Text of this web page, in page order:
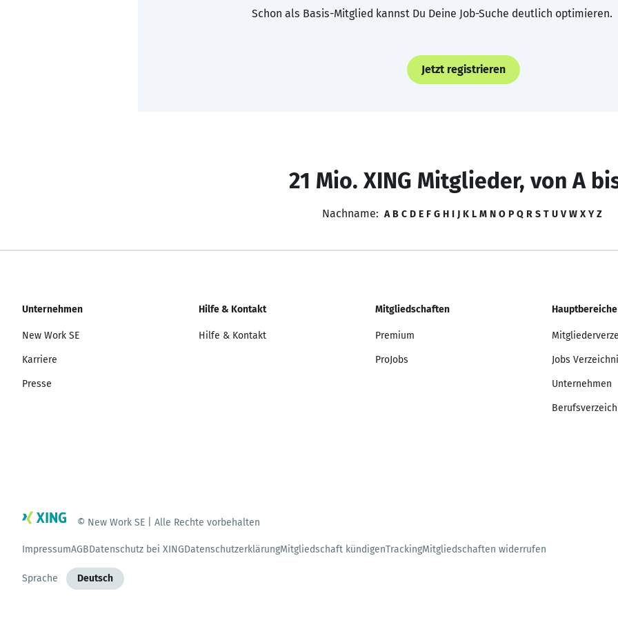
Schon als Basis-Mitglied kannst Du Deine Job-Suche deutlich optimieren.
Jetzt registrieren
21 Mio. XING Mitglieder, von A
Nachname: A B C D E F G H I J K L M N O P Q R S T U V W X Y Z
Unternehmen
New Work SE
Karriere
Presse
Hilfe & Kontakt
Hilfe & Kontakt
Mitgliedschaften
Premium
ProJobs
Hauptbereiche
Jobs
Unternehmen
© New Work SE | Alle Rechte vorbehalten
ImpressumAGBDatenschutz bei XINGDatenschutzerklärungMitgliedschaft kündigenTrackingMitgliedschaften widerrufen
Sprache Deutsch